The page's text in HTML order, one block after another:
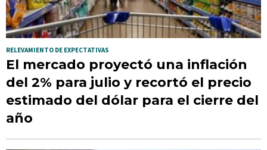
RELEVAMIENTO DE EXPECTATIVAS
El mercado proyectó una inflación
del 2% para julio y recortó el precio
estimado del dólar para el cierre del
año